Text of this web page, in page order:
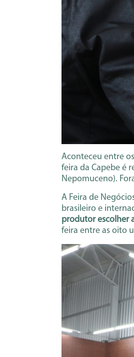
Aconteceu entre
feira da Capebe é
Nepomuceno).
A Feira de
brasileiro e
produtor escolher
feira entre as oito